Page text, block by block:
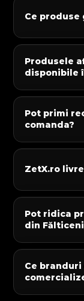
Ce produse
Produsele
disponibile
Pot primi
comanda?
ZetX.ro
Pot ridica
din
Ce